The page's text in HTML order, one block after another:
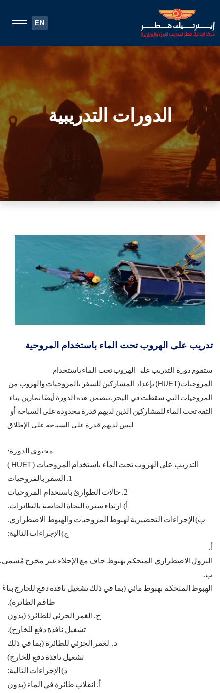
EN
الدورات التدريبية
تدريب على الهروب تحت الماء باستخدام المروحية
ستقوم دورة التدريب على الهروب تحت الماء باستخدام
المروحيات(HUET) بإعداد المشاركين للسفر بالمروحيات والهروب من
المروحيات التي سقطت في البحر. تتضمن هذه الدورة أيضًا تمارين بناء
الثقة تحت الماء للمشاركين الذين لديهم قدرة محدودة على السباحة أو
ليس لديهم قدرة على السباحة على الإطلاق
محتوى الدورة:
التدريب على الهروب تحت الماء باستخدام المروحيات (
HUET
)
1.
السفر بالمروحيات
2. حالات الطوارئ باستخدام المروحيات
أ) ارتداء سترة النجاة الخاصة بالطائرات.
ب) الإجراءات التحضيرية لهبوط المروحيات والهبوط الاضطراري.
ج) الإجراءات التالية:
.
النزول الاضطراري المتحكم بهبوط جاف مع الإخلاء عبر مخرج مُسمى.
ب.
الهبوط المتحكم بهبوط مائي (بما في ذلك تشغيل نافذة دفع للخارج بناءً
طاقم الطائرة).
ج. الغمر الجزئي للطائرة (بدون
تشغيل نافذة دفع للخارج).
د. الغمر الجزئي للطائرة (بما في ذلك
تشغيل نافذة دفع للخارج)
د) الإجراءات التالية:
. انقلاب طائرة في الماء (بدون